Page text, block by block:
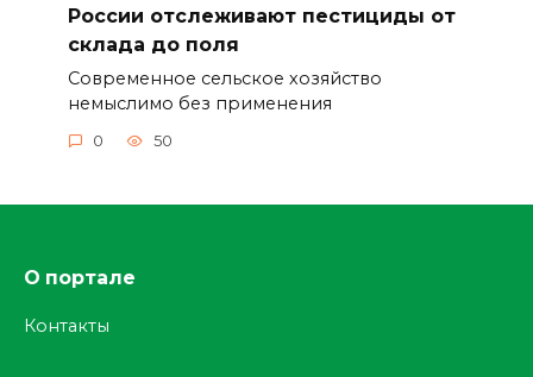
России отслеживают пестициды от
склада до поля
Современное сельское хозяйство
немыслимо без применения
0 50
О портале
Контакты